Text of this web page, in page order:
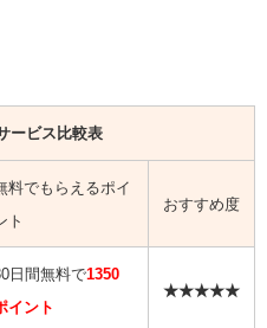
ービス比較表
料でもらえるポイ
ト
おすすめ度
日間無料で1350
イント
★★★★★